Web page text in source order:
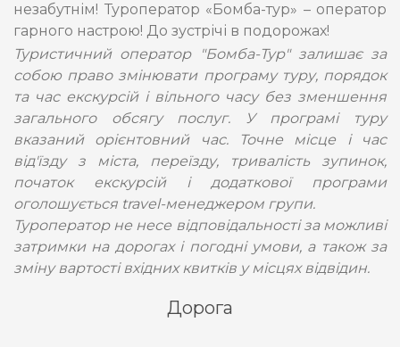
незабутнім! Туроператор «Бомба-тур» – оператор
гарного настрою! До зустрічі в подорожах!
Туристичний оператор "Бомба-Тур" залишає за
собою право змінювати програму туру, порядок
та час екскурсій і вільного часу без зменшення
загального обсягу послуг. У програмі туру
вказаний орієнтовний час. Точне місце і час
від'їзду з міста, переїзду, тривалість зупинок,
початок екскурсій і додаткової програми
оголошується travel-менеджером групи.
Туроператор не несе відповідальності за можливі
затримки на дорогах і погодні умови, а також за
зміну вартості вхідних квитків у місцях відвідин.
Дорога